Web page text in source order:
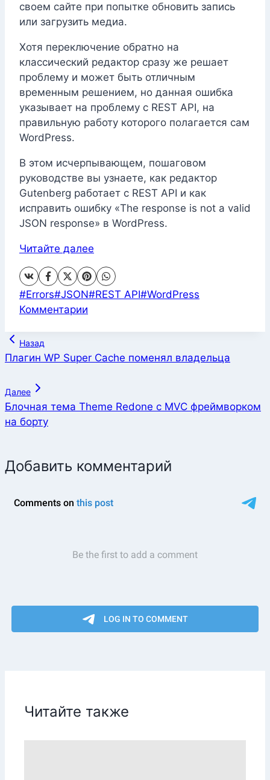
своем сайте при попытке обновить запись
или загрузить медиа.
Хотя переключение обратно на
классический редактор сразу же решает
проблему и может быть отличным
временным решением, но данная ошибка
указывает на проблему с REST API, на
правильную работу которого полагается сам
WordPress.
В этом исчерпывающем, пошаговом
руководстве вы узнаете, как редактор
Gutenberg работает с REST API и как
исправить ошибку «The response is not a valid
JSON response» в WordPress.
Читайте далее
Метки
записи:
#Errors#JSON#REST API#WordPress
Комментарии
Навигация
по
Назад
Плагин WP Super Cache поменял владельца
Далее
Блочная тема Theme Redone с MVC фреймворком
на борту
Добавить комментарий
Читайте также